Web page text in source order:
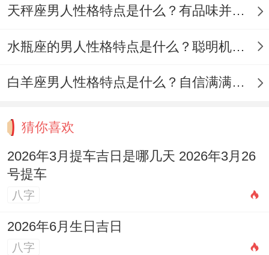
天秤座男人性格特点是什么？有品味并注重美感
水瓶座的男人性格特点是什么？聪明机智理性冷静
白羊座男人性格特点是什么？自信满满但缺乏耐心
猜你喜欢
2026年3月提车吉日是哪几天 2026年3月26
号提车
八字
2026年6月生日吉日
八字